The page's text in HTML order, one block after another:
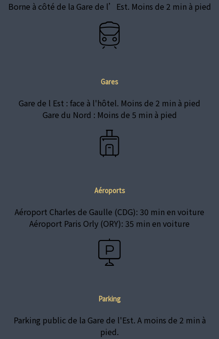
Borne à côté de la Gare de l’Est. Moins de 2 min à pied
Gares
Gare de l Est : face à l'hôtel. Moins de 2 min à pied
Gare du Nord : Moins de 5 min à pied
Aéroports
Aéroport Charles de Gaulle (CDG): 30 min en voiture
Aéroport Paris Orly (ORY): 35 min en voiture
Parking
Parking public de la Gare de l'Est. A moins de 2 min à
pied.